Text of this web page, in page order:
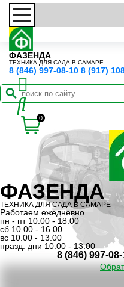
ФАЗЕНДА
ТЕХНИКА ДЛЯ САДА В САМАРЕ
8 (846) 997-08-10 8 (917)
0
ФАЗЕНДА
ТЕХНИКА ДЛЯ САДА В САМАРЕ
Работаем ежедневно
пн - пт 10.00 - 18.00
сб 10.00 - 16.00
вс 10.00 - 13.00
празд. дни 10.00 - 13.00
8 (846) 997-